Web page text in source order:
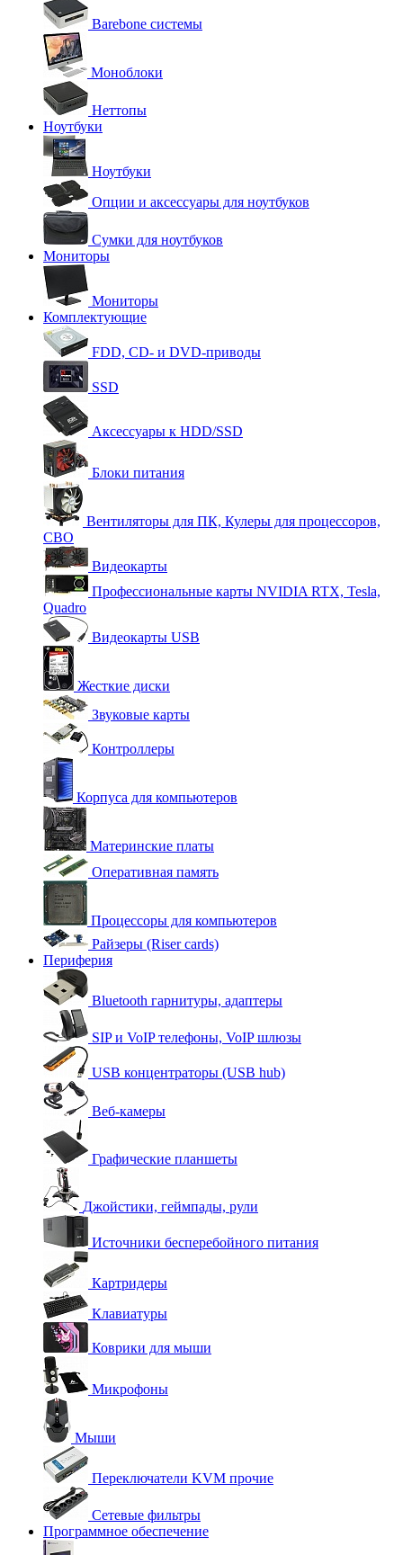
Barebone системы
Моноблоки
Неттопы
Ноутбуки
Ноутбуки
Опции и аксессуары для ноутбуков
Сумки для ноутбуков
Мониторы
Мониторы
Комплектующие
FDD, CD- и DVD-приводы
SSD
Аксессуары к HDD/SSD
Блоки питания
Вентиляторы для ПК, Кулеры для процессоров,
СВО
Видеокарты
Профессиональные карты NVIDIA RTX, Tesla,
Quadro
Видеокарты USB
Жесткие диски
Звуковые карты
Контроллеры
Корпуса для компьютеров
Материнские платы
Оперативная память
Процессоры для компьютеров
Райзеры (Riser cards)
Периферия
Bluetooth гарнитуры, адаптеры
SIP и VoIP телефоны, VoIP шлюзы
USB концентраторы (USB hub)
Веб-камеры
Графические планшеты
Джойстики, геймпады, рули
Источники бесперебойного питания
Картридеры
Клавиатуры
Коврики для мыши
Микрофоны
Мыши
Переключатели KVM прочие
Сетевые фильтры
Программное обеспечение